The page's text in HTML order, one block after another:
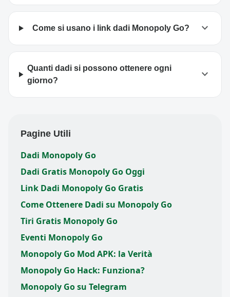
Come si usano i link dadi Monopoly Go? expand_more
Quanti dadi si possono ottenere ogni
giorno?
expand_more
Pagine Utili
Dadi Monopoly Go
Dadi Gratis Monopoly Go Oggi
Link Dadi Monopoly Go Gratis
Come Ottenere Dadi su Monopoly Go
Tiri Gratis Monopoly Go
Eventi Monopoly Go
Monopoly Go Mod APK: la Verità
Monopoly Go Hack: Funziona?
Monopoly Go su Telegram